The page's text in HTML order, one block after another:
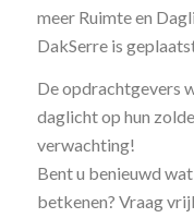
meer Ruimte en
DakSerre is
De opdrachtgevers
daglicht op hun
verwachting!
Bent u benieuwd
betkenen? Vraag